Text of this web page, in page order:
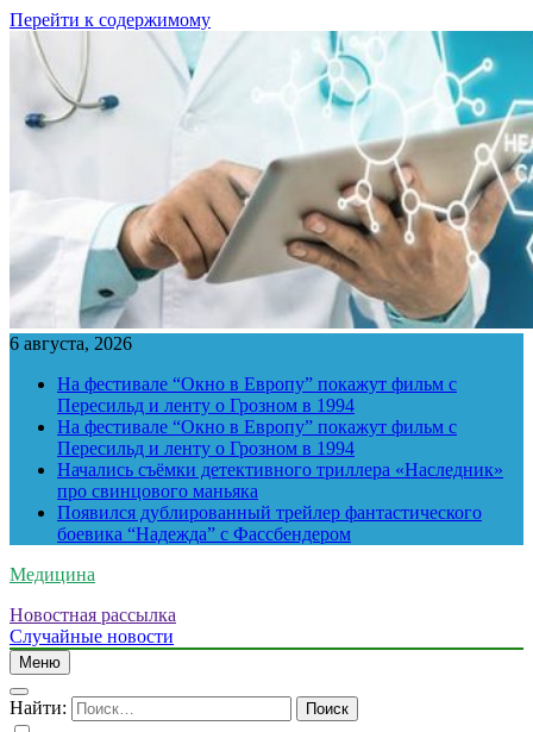
Перейти к содержимому
6 августа, 2026
На фестивале “Окно в Европу” покажут фильм с
Пересильд и ленту о Грозном в 1994
На фестивале “Окно в Европу” покажут фильм с
Пересильд и ленту о Грозном в 1994
Начались съёмки детективного триллера «Наследник»
про свинцового маньяка
Появился дублированный трейлер фантастического
боевика “Надежда” с Фассбендером
Медицина
Новостная рассылка
Случайные новости
Меню
Найти: